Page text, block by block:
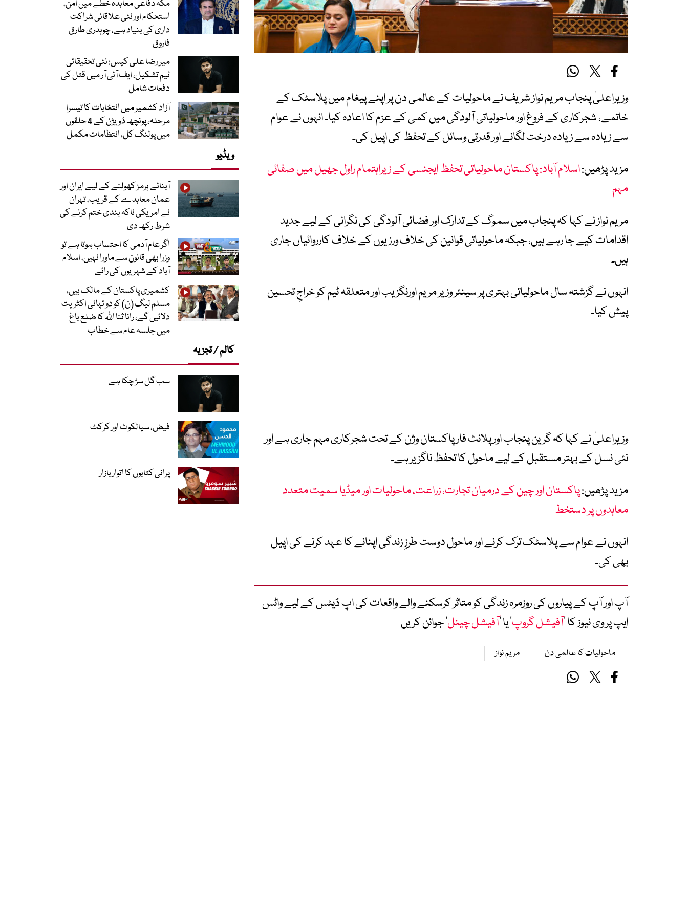
وزیراعلیٰ پنجاب مریم نواز شریف نے ماحولیات کے عالمی دن پر اپنے پیغام میں پلاسٹک کے
خاتمے، شجرکاری کے فروغ اور ماحولیاتی آلودگی میں کمی کے عزم کا اعادہ کیا۔ انہوں نے عوام
سے زیادہ سے زیادہ درخت لگانے اور قدرتی وسائل کے تحفظ کی اپیل کی۔
مزید پڑھیں:اسلام آباد: پاکستان ماحولیاتی تحفظ ایجنسی کے زیراہتمام راول جھیل میں صفائی
مہم
مریم نواز نے کہا کہ پنجاب میں سموگ کے تدارک اور فضائی آلودگی کی نگرانی کے لیے جدید
اقدامات کیے جا رہے ہیں، جبکہ ماحولیاتی قوانین کی خلاف ورزیوں کے خلاف کارروائیاں جاری
ہیں۔
انہوں نے گزشتہ سال ماحولیاتی بہتری پر سینئر وزیر مریم اورنگزیب اور متعلقہ ٹیم کو خراجِ تحسین
پیش کیا۔
وزیراعلیٰ نے کہا کہ گرین پنجاب اور پلانٹ فار پاکستان وژن کے تحت شجرکاری مہم جاری ہے اور
نئی نسل کے بہتر مستقبل کے لیے ماحول کا تحفظ ناگزیر ہے۔
مزید پڑھیں:پاکستان اور چین کے درمیان تجارت، زراعت، ماحولیات اور میڈیا سمیت متعدد
معاہدوں پر دستخط
انہوں نے عوام سے پلاسٹک ترک کرنے اور ماحول دوست طرزِ زندگی اپنانے کا عہد کرنے کی اپیل
بھی کی۔
آپ اور آپ کے پیاروں کی روزمرہ زندگی کو متاثر کرسکنے والے واقعات کی اپ ڈیٹس کے لیے واٹس
ایپ پر وی نیوز کا ’آفیشل گروپ‘ یا ’آفیشل چینل‘ جوائن کریں
ماحولیات کا عالمی دن مریم نواز
مکہ دفاعی معاہدہ خطے میں امن،
استحکام اور نئی علاقائی شراکت
داری کی بنیاد ہے، چوہدری طارق
فاروق
میر رضا علی کیس: نئی تحقیقاتی
ٹیم تشکیل، ایف آئی آر میں قتل کی
دفعات شامل
آزاد کشمیر میں انتخابات کا تیسرا
مرحلہ، پونچھ ڈویژن کے 4 حلقوں
میں پولنگ کل، انتظامات مکمل
ویڈیو
آبنائے ہرمز کھولنے کے لیے ایران اور
عمان معاہدے کے قریب، تہران
نے امریکی ناکہ بندی ختم کرنے کی
شرط رکھ دی
اگر عام آدمی کا احتساب ہوتا ہے تو
وزرا بھی قانون سے ماورا نہیں، اسلام
آباد کے شہریوں کی رائے
کشمیری پاکستان کے مالک ہیں،
مسلم لیگ (ن) کو دو تہائی اکثریت
دلائیں گے، رانا ثنا اللہ کا ضلع باغ
میں جلسہ عام سے خطاب
کالم / تجزیہ
سب گل سڑ چکا ہے
فیض، سیالکوٹ اور کرکٹ
پرانی کتابوں کا اتوار بازار